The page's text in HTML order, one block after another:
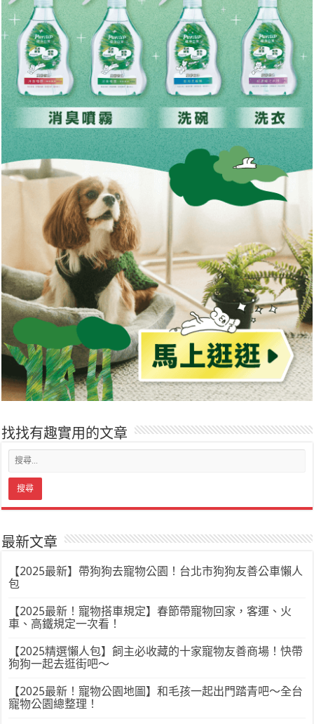
找找有趣實用的文章
最新文章
【2025最新】帶狗狗去寵物公園！台北市狗狗友善公車懶人
包
【2025最新！寵物搭車規定】春節帶寵物回家，客運、火
車、高鐵規定一次看！
【2025精選懶人包】飼主必收藏的十家寵物友善商場！快帶
狗狗一起去逛街吧～
【2025最新！寵物公園地圖】和毛孩一起出門踏青吧～全台
寵物公園總整理！